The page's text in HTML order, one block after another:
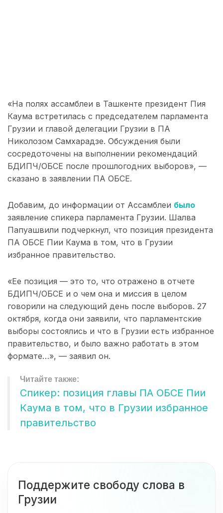
«На полях ассамблеи в Ташкенте президент Пия
Каума встретилась с председателем парламента
Грузии и главой делегации Грузии в ПА
Николозом Самхарадзе. Обсуждения были
сосредоточены на выполнении рекомендаций
БДИПЧ/ОБСЕ после прошлогодних выборов», —
сказано в заявлении ПА ОБСЕ.
Добавим, до информации от Ассамблеи было
заявление спикера парламента Грузии. Шалва
Папуашвили подчеркнул, что позиция президента
ПА ОБСЕ Пии Каума в том, что в Грузии
избранное правительство.
«Ее позиция — это то, что отражено в отчете
БДИПЧ/ОБСЕ и о чем она и миссия в целом
говорили на следующий день после выборов. 27
октября, когда они заявили, что парламентские
выборы состоялись и что в Грузии есть избранное
правительство, и было важно работать в этом
формате…», — заявил он.
Спикер: позиция главы ПА ОБСЕ Пии
Каума в том, что в Грузии избранное
правительство
Поддержите свободу слова в
Грузии